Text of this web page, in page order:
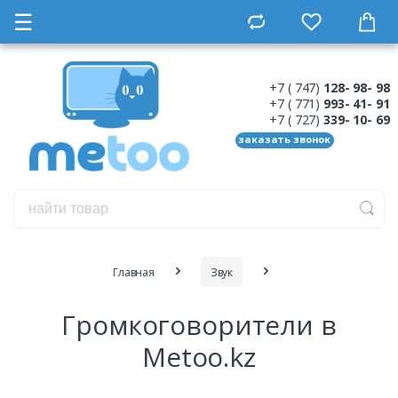
☰
+7 ( 747) 128- 98- 98
+7 ( 771) 993- 41- 91
+7 ( 727) 339- 10- 69
заказать звонок
Главная Звук
Громкоговорители в
Metoo.kz